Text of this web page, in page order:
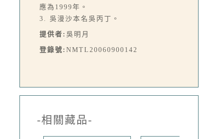
應為1999年。
3. 吳漫沙本名吳丙丁。
提供者: 吳明月
登錄號: NMTL20060900142
-相關藏品-